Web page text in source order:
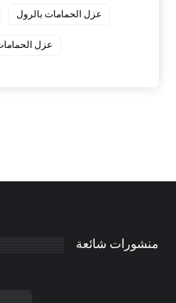
عزل الحمامات بالرول
عزل
منشورات شائعة